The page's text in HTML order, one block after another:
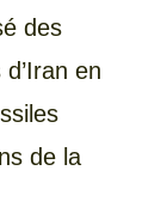
des
en
de la